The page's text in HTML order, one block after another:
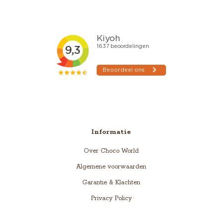
Informatie
Over Choco World
Algemene voorwaarden
Garantie & Klachten
Privacy Policy